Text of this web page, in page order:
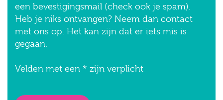
een bevestigingsmail (check ook je spam).
Heb je niks ontvangen? Neem dan contact
met ons op. Het kan zijn dat er iets mis is
gegaan.
Velden met een * zijn verplicht